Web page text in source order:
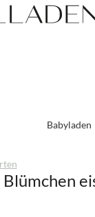
Babyladen
von 0 von 5